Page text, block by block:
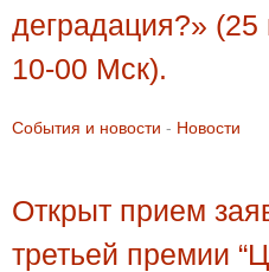
деградация?» (25
10-00 Мск).
События и новости - Новости
Открыт прием
третьей премии